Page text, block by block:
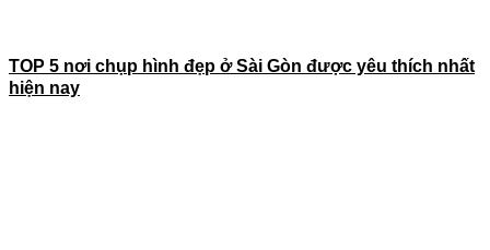
TOP 5 nơi chụp hình đẹp ở Sài Gòn được yêu thích nhất
hiện nay